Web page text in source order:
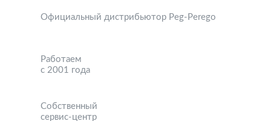
Официальный дистрибьютор Peg-Perego
Работаем
с 2001 года
Собственный
сервис-центр